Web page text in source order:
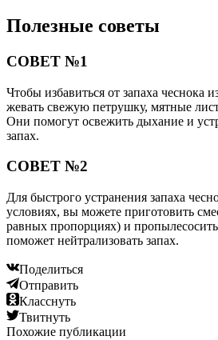
Полезные советы
СОВЕТ №1
Чтобы избавиться от запаха чеснока
жевать свежую петрушку, мятные
Они помогут освежить дыхание и
запах.
СОВЕТ №2
Для быстрого устранения запаха
условиях, вы можете приготовить
равных пропорциях) и
поможет нейтрализовать запах.
Поделиться
Отправить
Класснуть
Твитнуть
Похожие публикации